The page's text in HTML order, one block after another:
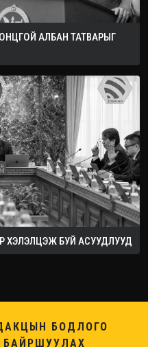
АЛБАН ТАТВАРЫГ
ХЭЛЭЛЦЭЖ БУЙ АСУУДЛУУД
БОДЛОГО
БАЙРШУУЛАХ